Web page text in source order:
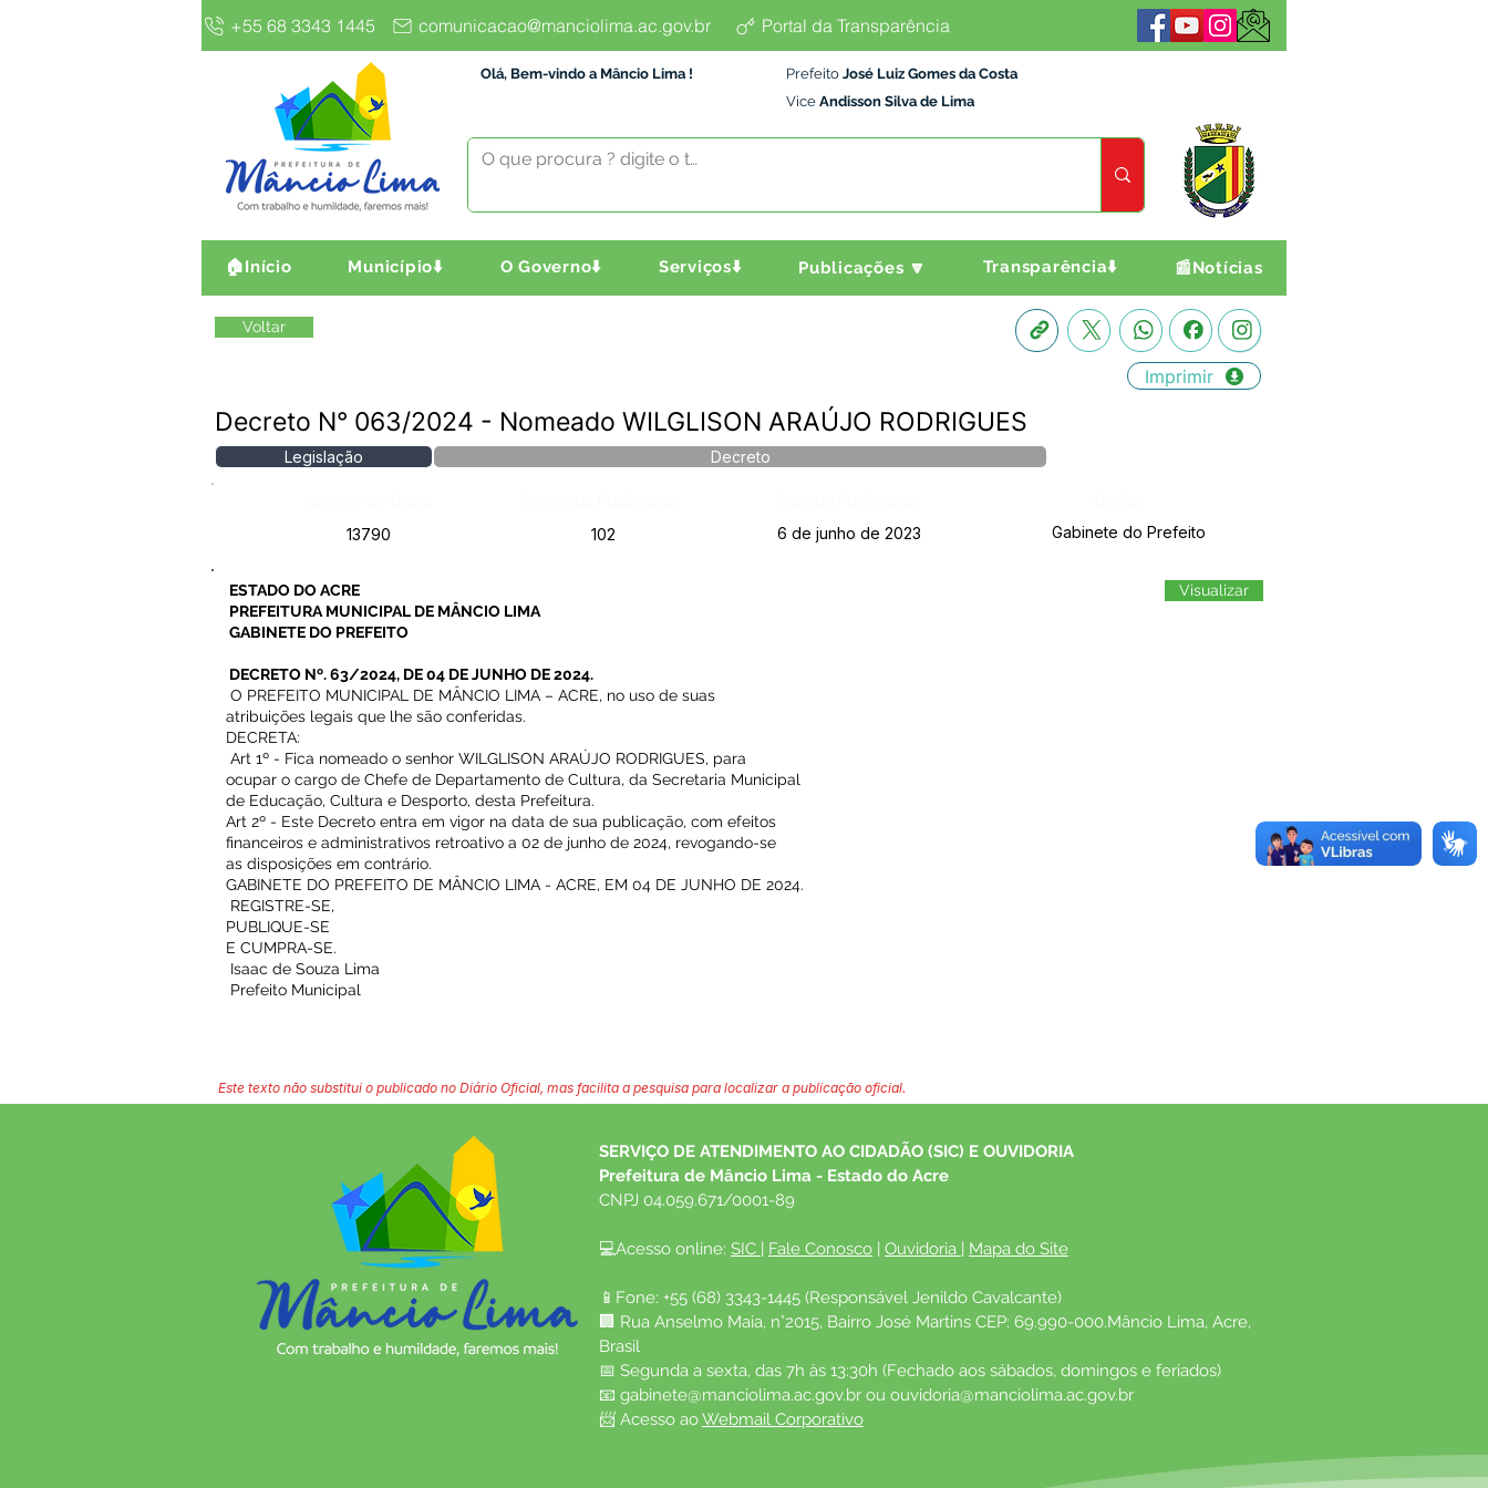
+55 68 3343 1445 comunicacao@manciolima.ac.gov.br Portal da Transparência
Olá, Bem-vindo a Mâncio Lima ! Prefeito José Luiz Gomes da Costa
Vice Andisson Silva de Lima
🏠Início Município⬇️ O Governo⬇️ Serviços⬇️ Publicações 🔽 Transparência⬇️ 📰Notícias
Voltar
Imprimir
Decreto N° 063/2024 - Nomeado WILGLISON ARAÚJO RODRIGUES
Legislação Decreto
13790
102 6 de junho de 2023 Gabinete do Prefeito
ESTADO DO ACRE
PREFEITURA MUNICIPAL DE MÂNCIO LIMA
GABINETE DO PREFEITO
DECRETO Nº. 63/2024, DE 04 DE JUNHO DE 2024.
O PREFEITO MUNICIPAL DE MÂNCIO LIMA – ACRE, no uso de suas
atribuições legais que lhe são conferidas.
DECRETA:
Art 1º - Fica nomeado o senhor WILGLISON ARAÚJO RODRIGUES, para
ocupar o cargo de Chefe de Departamento de Cultura, da Secretaria Municipal
de Educação, Cultura e Desporto, desta Prefeitura.
Art 2º - Este Decreto entra em vigor na data de sua publicação, com efeitos
financeiros e administrativos retroativo a 02 de junho de 2024, revogando-se
as disposições em contrário.
GABINETE DO PREFEITO DE MÂNCIO LIMA - ACRE, EM 04 DE JUNHO DE 2024.
REGISTRE-SE,
PUBLIQUE-SE
E CUMPRA-SE.
Isaac de Souza Lima
Prefeito Municipal
Visualizar
Este texto não substitui o publicado no Diário Oficial, mas facilita a pesquisa para localizar a publicação oficial.
SERVIÇO DE ATENDIMENTO AO CIDADÃO (SIC) E OUVIDORIA
Prefeitura de Mâncio Lima - Estado do Acre
CNPJ 04.059.671/0001-89
💻Acesso online: SIC | Fale Conosco | Ouvidoria | Mapa do Site
📱Fone: +55 (68) 3343-1445 (Responsável Jenildo Cavalcante)
🏢 Rua Anselmo Maia, n°2015, Bairro José Martins CEP: 69.990-000.Mâncio Lima, Acre,
Brasil
📅 Segunda a sexta, das 7h às 13:30h (Fechado aos sábados, domingos e feriados)
📧 gabinete@manciolima.ac.gov.br ou ouvidoria@manciolima.ac.gov.br
📨 Acesso ao Webmail Corporativo